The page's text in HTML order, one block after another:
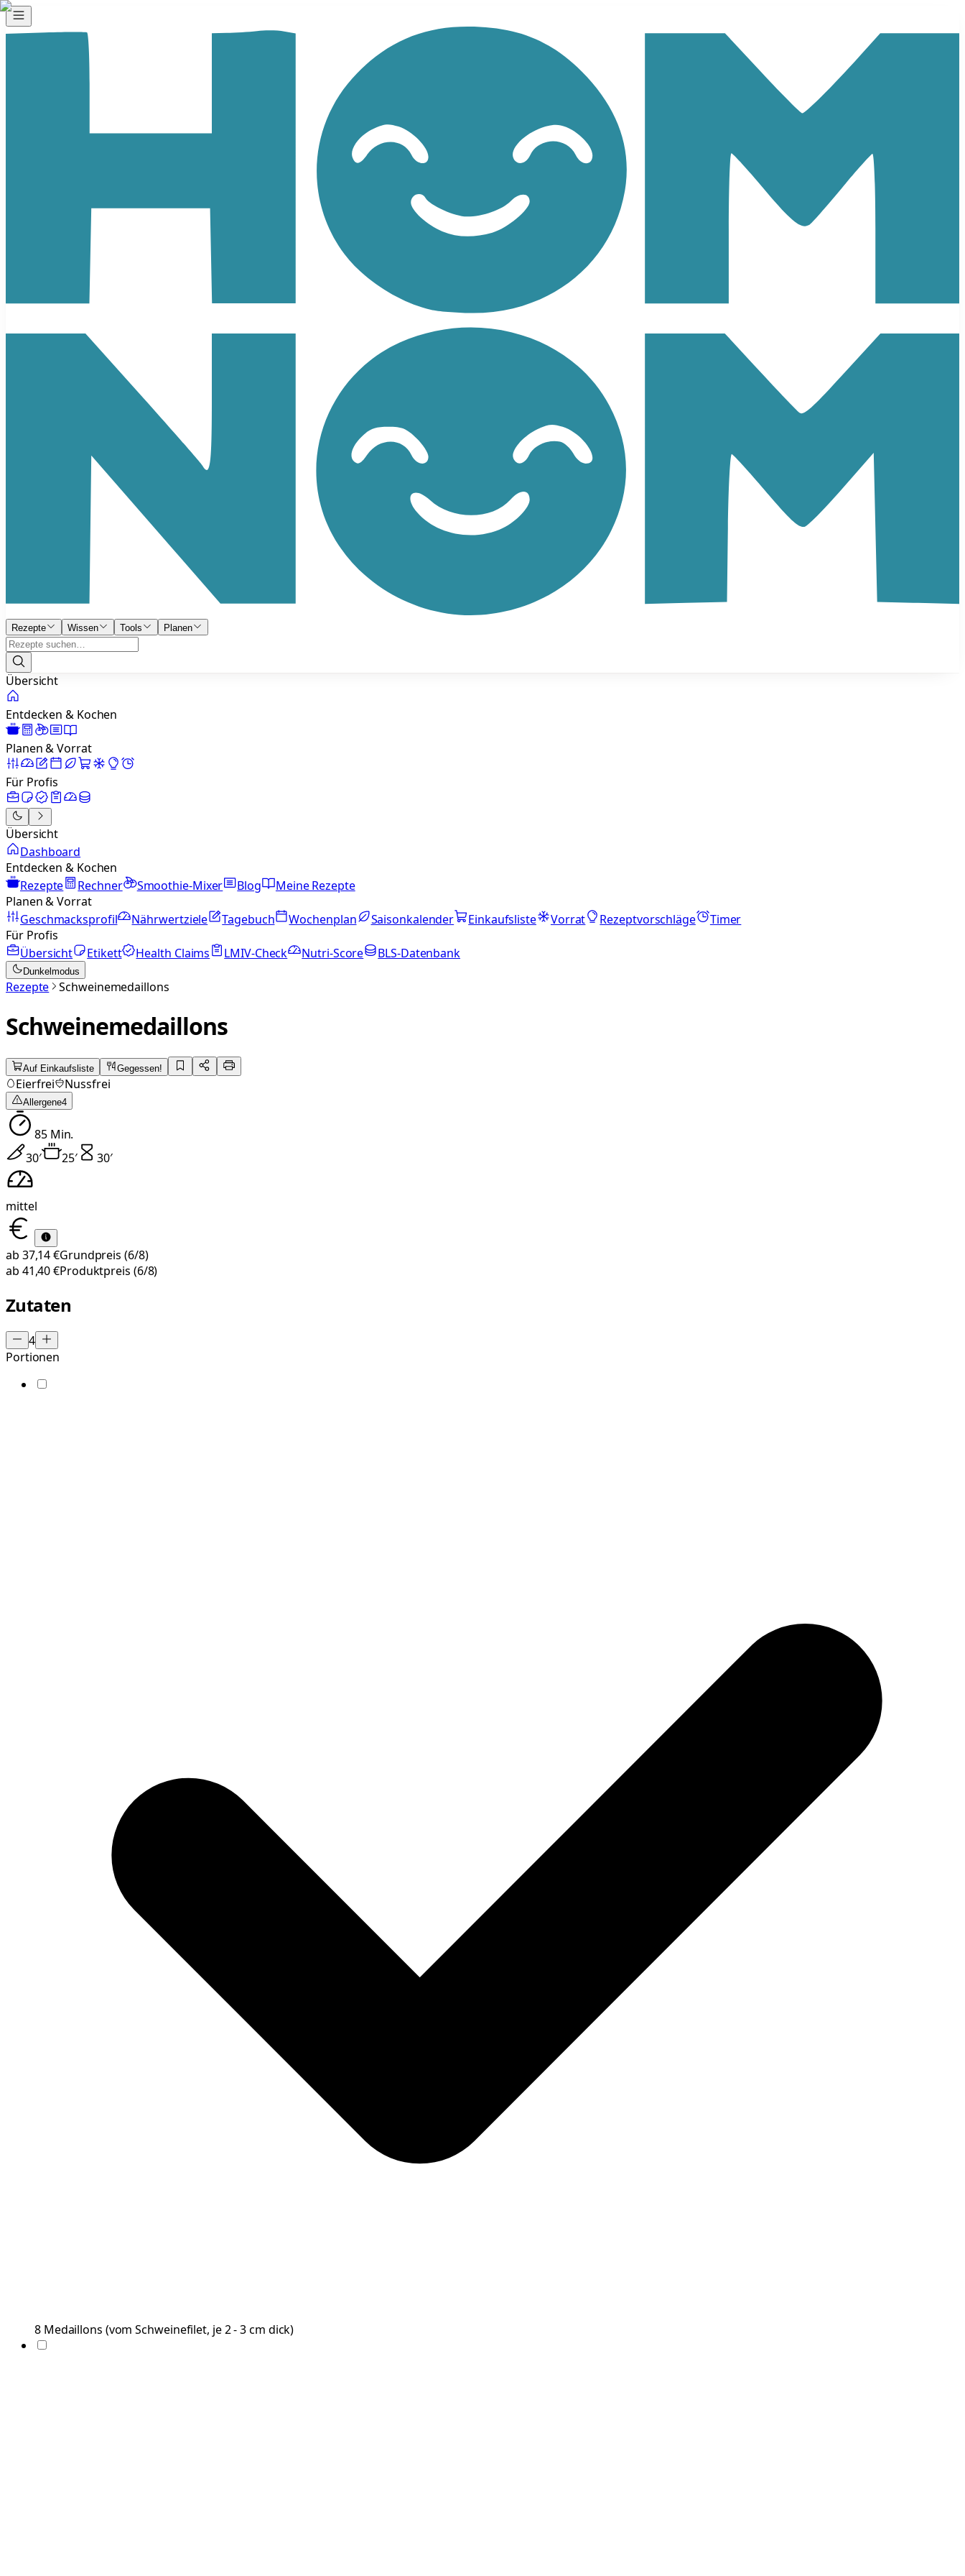
Rezepte Wissen Tools Planen
Übersicht
Entdecken & Kochen
Planen & Vorrat
Für Profis
Übersicht
Dashboard
Entdecken & Kochen
Rezepte
Rechner Smoothie-Mixer Blog
Meine Rezepte
Planen & Vorrat
Geschmacksprofil
Nährwertziele Tagebuch Wochenplan Saisonkalender Einkaufsliste Vorrat Rezeptvorschläge
Timer
Für Profis
Übersicht
Etikett Health Claims LMIV-Check Nutri-Score BLS-Datenbank
Dunkelmodus
Rezepte Schweinemedaillons
Schweinemedaillons
Auf Einkaufsliste Gegessen!
Eierfrei Nussfrei
Allergene4
85Min.
30′ 25′ 30′
mittel
ab 37,14 €Grundpreis (6/8)
ab 41,40 €Produktpreis (6/8)
Zutaten
4
Portionen
8 Medaillons (vom Schweinefilet, je 2 - 3 cm dick)